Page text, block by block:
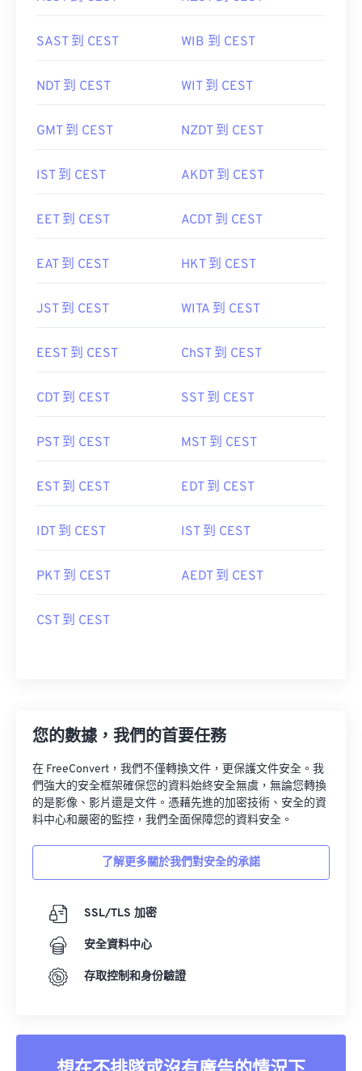
SAST 到 CEST WIB 到 CEST
NDT 到 CEST WIT 到 CEST
GMT 到 CEST NZDT 到 CEST
IST 到 CEST AKDT 到 CEST
EET 到 CEST ACDT 到 CEST
EAT 到 CEST HKT 到 CEST
JST 到 CEST WITA 到 CEST
EEST 到 CEST ChST 到 CEST
CDT 到 CEST SST 到 CEST
PST 到 CEST MST 到 CEST
EST 到 CEST EDT 到 CEST
IDT 到 CEST IST 到 CEST
PKT 到 CEST AEDT 到 CEST
CST 到 CEST
您的數據，我們的首要任務
在 FreeConvert，我們不僅轉換文件，更保護文件安全。我
們強大的安全框架確保您的資料始終安全無虞，無論您轉換
的是影像、影片還是文件。憑藉先進的加密技術、安全的資
料中心和嚴密的監控，我們全面保障您的資料安全。
了解更多關於我們對安全的承諾
SSL/TLS 加密
安全資料中心
存取控制和身份驗證